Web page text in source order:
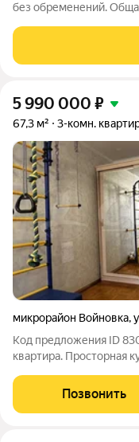
без обременений.
квартира подходит и вы готовы
5 990 000 ₽
67,3 м² 3-комн.
микрорайон Войновка,
Код предложения ID
квартира. Просторная
большой шкаф-купе с
шкаф-купе с большим
Позвонить